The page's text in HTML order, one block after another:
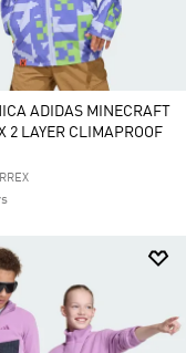
ADIDAS MINECRAFT
2 LAYER CLIMAPROOF